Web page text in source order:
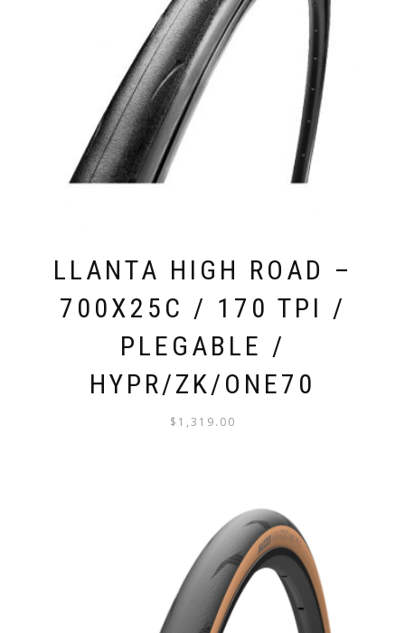
LLANTA HIGH ROAD –
700X25C / 170 TPI /
PLEGABLE /
HYPR/ZK/ONE70
$ 1,319.00